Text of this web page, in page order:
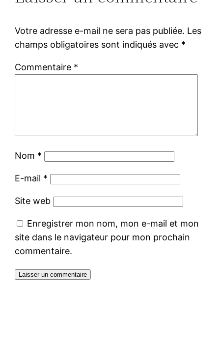
Votre adresse e-mail ne sera pas publiée. Les
champs obligatoires sont indiqués avec *
Commentaire *
Nom *
E-mail *
Site web
Enregistrer mon nom, mon e-mail et mon
site dans le navigateur pour mon prochain
commentaire.